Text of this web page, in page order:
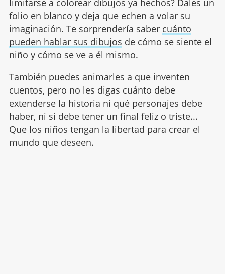
limitarse a colorear dibujos ya hechos? Dales un
folio en blanco y deja que echen a volar su
imaginación. Te sorprendería saber cuánto
pueden hablar sus dibujos de cómo se siente el
niño y cómo se ve a él mismo.
También puedes animarles a que inventen
cuentos, pero no les digas cuánto debe
extenderse la historia ni qué personajes debe
haber, ni si debe tener un final feliz o triste...
Que los niños tengan la libertad para crear el
mundo que deseen.